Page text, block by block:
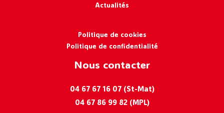
Actualités
Politique de cookies
Politique de confidentialité
Nous contacter
04 67 67 16 07 (St-Mat)
04 67 86 99 82 (MPL)